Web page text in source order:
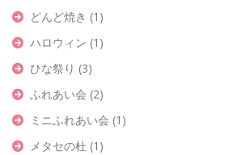
どんど焼き (1)
ハロウィン (1)
ひな祭り (3)
ふれあい会 (2)
ミニふれあい会 (1)
メタセの杜 (1)